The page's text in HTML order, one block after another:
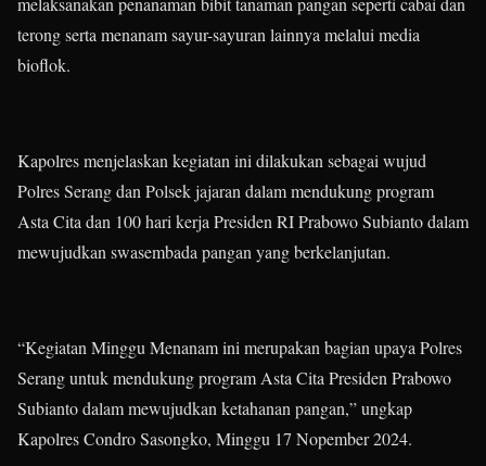
terong serta menanam sayur-sayuran lainnya melalui media
bioflok.
Kapolres menjelaskan kegiatan ini dilakukan sebagai wujud
Polres Serang dan Polsek jajaran dalam mendukung program
Asta Cita dan 100 hari kerja Presiden RI Prabowo Subianto dalam
mewujudkan swasembada pangan yang berkelanjutan.
“Kegiatan Minggu Menanam ini merupakan bagian upaya Polres
Serang untuk mendukung program Asta Cita Presiden Prabowo
Subianto dalam mewujudkan ketahanan pangan,” ungkap
Kapolres Condro Sasongko, Minggu 17 Nopember 2024.